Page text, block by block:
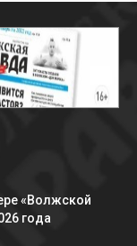
«Волжской
года